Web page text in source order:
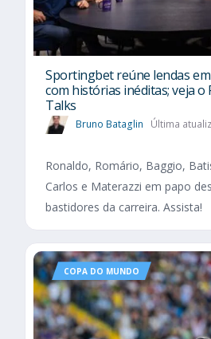
Sportingbet reúne lendas
com histórias inéditas; veja o
Talks
Bruno Bataglin Última
Ronaldo, Romário, Baggio,
Carlos e Materazzi em papo
bastidores da carreira. Assista!
COPA DO MUNDO